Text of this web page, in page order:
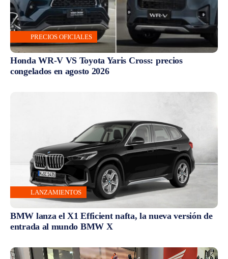
PRECIOS OFICIALES
Honda WR-V VS Toyota Yaris Cross: precios
congelados en agosto 2026
LANZAMIENTOS
BMW lanza el X1 Efficient nafta, la nueva versión de
entrada al mundo BMW X